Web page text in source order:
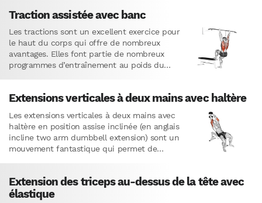
Traction assistée avec banc
Les tractions sont un excellent exercice pour
le haut du corps qui offre de nombreux
avantages. Elles font partie de nombreux
programmes d’entraînement au poids du
Extensions verticales à deux mains avec haltère
Les extensions verticales à deux mains avec
haltère en position assise inclinée (en anglais
incline two arm dumbbell extension) sont un
mouvement fantastique qui permet de
Extension des triceps au-dessus de la tête avec
élastique